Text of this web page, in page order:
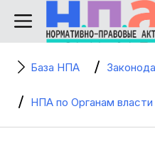
База НПА
НПА по Органам власти